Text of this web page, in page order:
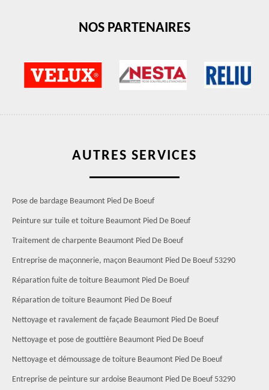
NOS PARTENAIRES
AUTRES SERVICES
Pose de bardage Beaumont Pied De Boeuf
Peinture sur tuile et toiture Beaumont Pied De Boeuf
Traitement de charpente Beaumont Pied De Boeuf
Entreprise de maçonnerie, maçon Beaumont Pied De Boeuf 53290
Réparation fuite de toiture Beaumont Pied De Boeuf
Réparation de toiture Beaumont Pied De Boeuf
Nettoyage et ravalement de façade Beaumont Pied De Boeuf
Nettoyage et pose de gouttière Beaumont Pied De Boeuf
Nettoyage et démoussage de toiture Beaumont Pied De Boeuf
Entreprise de peinture sur ardoise Beaumont Pied De Boeuf 53290